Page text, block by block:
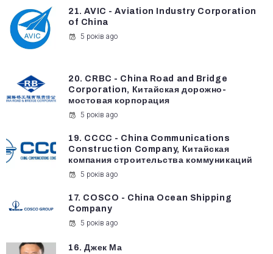
21. AVIC - Aviation Industry Corporation
of China
5 років ago
20. CRBC - China Road and Bridge
Corporation, Китайская дорожно-
мостовая корпорация
5 років ago
19. CCCC - China Communications
Construction Company, Китайская
компания строительства коммуникаций
5 років ago
17. COSCO - China Ocean Shipping
Company
5 років ago
16. Джек Ма